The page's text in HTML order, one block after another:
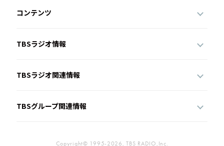
コンテンツ
TBSラジオ情報
TBSラジオ関連情報
TBSグループ関連情報
Copyright© 1995-2026, TBS RADIO,Inc.